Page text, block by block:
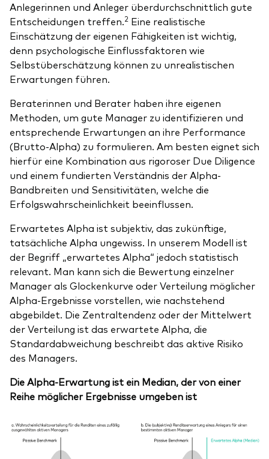
Anlegerinnen und Anleger überdurchschnittlich gute
Entscheidungen treffen.2 Eine realistische
Einschätzung der eigenen Fähigkeiten ist wichtig,
denn psychologische Einflussfaktoren wie
Selbstüberschätzung können zu unrealistischen
Erwartungen führen.
Beraterinnen und Berater haben ihre eigenen
Methoden, um gute Manager zu identifizieren und
entsprechende Erwartungen an ihre Performance
(Brutto-Alpha) zu formulieren. Am besten eignet sich
hierfür eine Kombination aus rigoroser Due Diligence
und einem fundierten Verständnis der Alpha-
Bandbreiten und Sensitivitäten, welche die
Erfolgswahrscheinlichkeit beeinflussen.
Erwartetes Alpha ist subjektiv, das zukünftige,
tatsächliche Alpha ungewiss. In unserem Modell ist
der Begriff „erwartetes Alpha“ jedoch statistisch
relevant. Man kann sich die Bewertung einzelner
Manager als Glockenkurve oder Verteilung möglicher
Alpha-Ergebnisse vorstellen, wie nachstehend
abgebildet. Die Zentraltendenz oder der Mittelwert
der Verteilung ist das erwartete Alpha, die
Standardabweichung beschreibt das aktive Risiko
des Managers.
Die Alpha-Erwartung ist ein Median, der von einer
Reihe möglicher Ergebnisse umgeben ist